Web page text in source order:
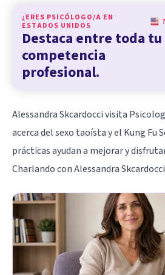
¿ERES PSICÓLOGO/A EN
ESTADOS UNIDOS
?
Destaca entre toda tu
competencia
profesional.
Alessandra Skcardocci visita
acerca del sexo taoísta y el Kung Fu
prácticas ayudan a mejorar y
Charlando con Alessandra Skcardocci